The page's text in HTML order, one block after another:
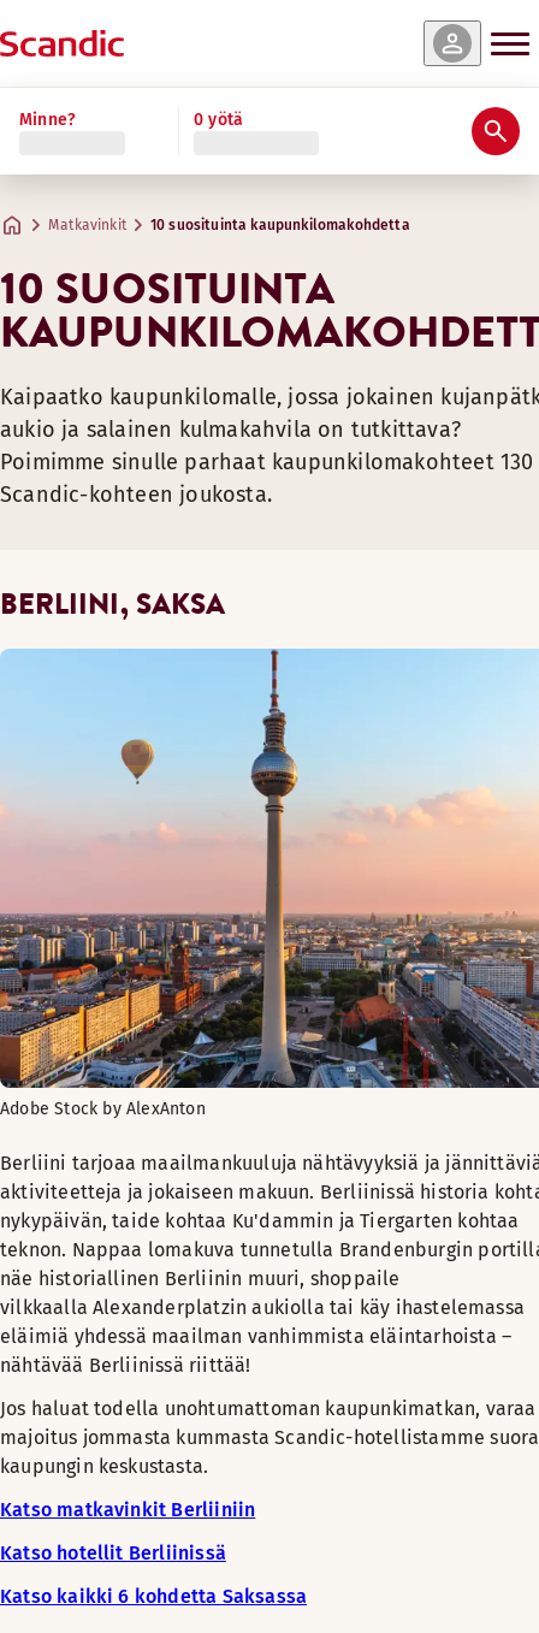
Minne? 0 yötä
Matkavinkit 10 suosituinta kaupunkilomakohdetta
10 SUOSITUINTA
Kaipaatko kaupunkilomalle, jossa jokainen
aukio ja salainen kulmakahvila on tutkittava?
Poimimme sinulle parhaat kaupunkilomakohteet 130
Scandic-kohteen joukosta.
BERLIINI, SAKSA
Adobe Stock by AlexAnton
Berliini tarjoaa maailmankuuluja nähtävyyksiä ja
aktiviteetteja ja jokaiseen makuun. Berliinissä historia
nykypäivän, taide kohtaa Ku'dammin ja Tiergarten kohtaa
teknon. Nappaa lomakuva tunnetulla Brandenburgin
näe historiallinen Berliinin muuri, shoppaile
vilkkaalla Alexanderplatzin aukiolla tai käy ihastelemassa
eläimiä yhdessä maailman vanhimmista eläintarhoista –
nähtävää Berliinissä riittää!
Jos haluat todella unohtumattoman kaupunkimatkan, varaa
majoitus jommasta kummasta Scandic-hotellistamme
kaupungin keskustasta.
Katso matkavinkit Berliiniin
Katso hotellit Berliinissä
Katso kaikki 6 kohdetta Saksassa